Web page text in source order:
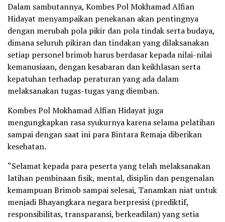
Dalam sambutannya, Kombes Pol Mokhamad Alfian
Hidayat menyampaikan penekanan akan pentingnya
dengan merubah pola pikir dan pola tindak serta budaya,
dimana seluruh pikiran dan tindakan yang dilaksanakan
setiap personel brimob harus berdasar kepada nilai-nilai
kemanusiaan, dengan kesabaran dan keikhlasan serta
kepatuhan terhadap peraturan yang ada dalam
melaksanakan tugas-tugas yang diemban.
Kombes Pol Mokhamad Alfian Hidayat juga
mengungkapkan rasa syukurnya karena selama pelatihan
sampai dengan saat ini para Bintara Remaja diberikan
kesehatan.
“Selamat kepada para peserta yang telah melaksanakan
latihan pembinaan fisik, mental, disiplin dan pengenalan
kemampuan Brimob sampai selesai, Tanamkan niat untuk
menjadi Bhayangkara negara berpresisi (prediktif,
responsibilitas, transparansi, berkeadilan) yang setia